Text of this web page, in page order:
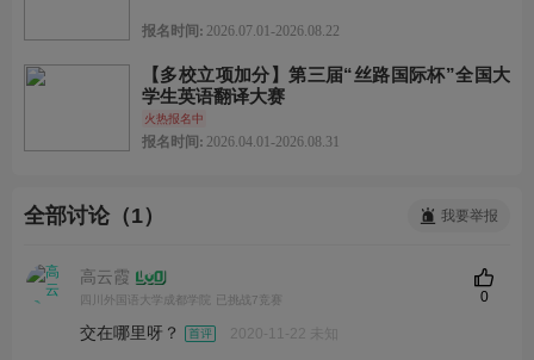
报名时间: 2026.07.01-2026.08.22
【多校立项加分】第三届“丝路国际杯”全国大
学生英语翻译大赛
火热报名中
报名时间: 2026.04.01-2026.08.31
全部讨论（1） 我要举报
高云霞
四川外国语大学成都学院 已挑战7竞赛
交在哪里呀？ 2020-11-22 未知
0